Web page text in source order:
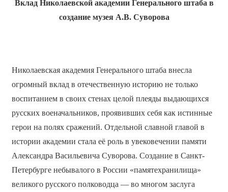
Вклад Николаевской академии Генерального штаба в
создание музея А.В. Суворова
Николаевская академия Генерального штаба внесла
огромный вклад в отечественную историю не только
воспитанием в своих стенах целой плеяды выдающихся
русских военачальников, проявивших себя как истинные
герои на полях сражений. Отдельной славной главой в
истории академии стала её роль в увековечении памяти
Александра Васильевича Суворова. Создание в Санкт-
Петербурге небывалого в России «памятехранилища»
великого русского полководца — во многом заслуга